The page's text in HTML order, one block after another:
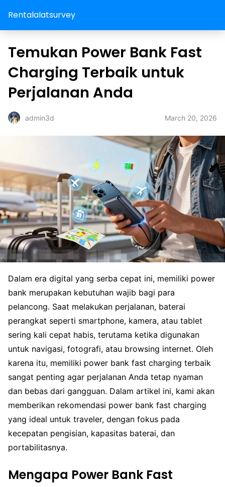
Rentalalatsurvey
Temukan Power Bank Fast
Charging Terbaik untuk
Perjalanan Anda
admin3d March 20, 2026
Dalam era digital yang serba cepat ini, memiliki power
bank merupakan kebutuhan wajib bagi para
pelancong. Saat melakukan perjalanan, baterai
perangkat seperti smartphone, kamera, atau tablet
sering kali cepat habis, terutama ketika digunakan
untuk navigasi, fotografi, atau browsing internet. Oleh
karena itu, memiliki power bank fast charging terbaik
sangat penting agar perjalanan Anda tetap nyaman
dan bebas dari gangguan. Dalam artikel ini, kami akan
memberikan rekomendasi power bank fast charging
yang ideal untuk traveler, dengan fokus pada
kecepatan pengisian, kapasitas baterai, dan
portabilitasnya.
Mengapa Power Bank Fast